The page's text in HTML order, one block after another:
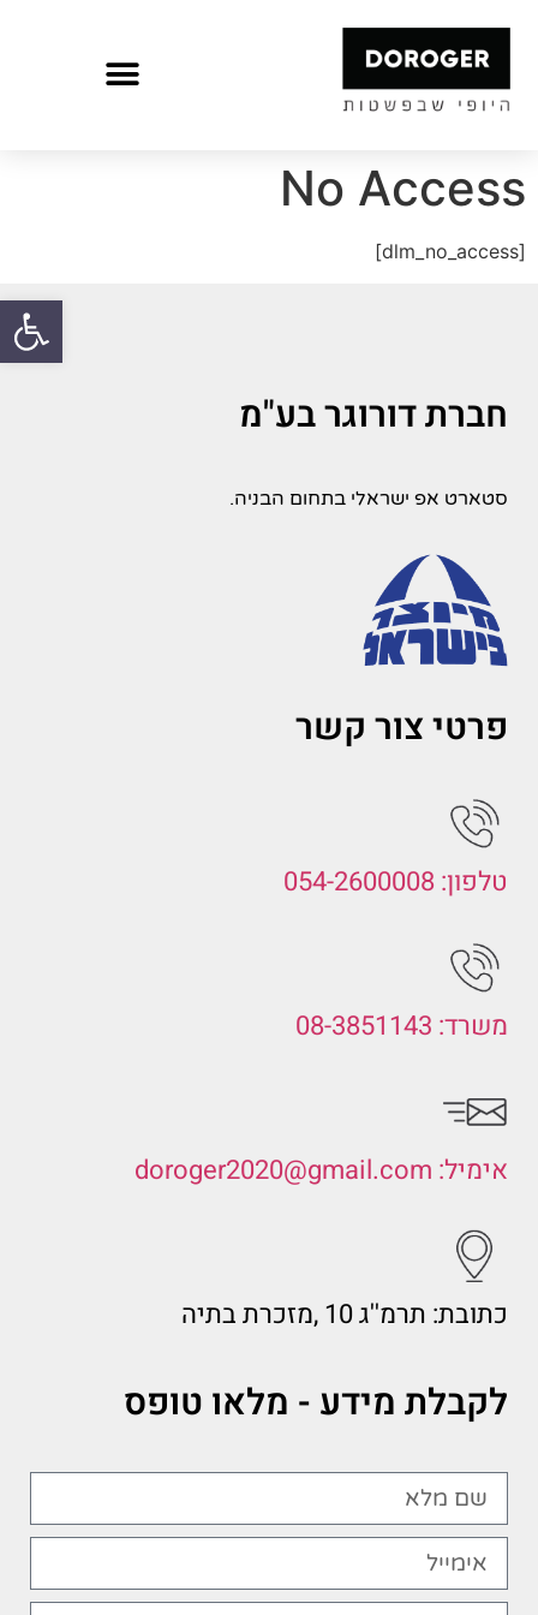
No Access
[dlm_no_access]
חברת דורוגר בע"מ
סטארט אפ ישראלי בתחום הבניה.
פרטי צור קשר
טלפון: 054-2600008
משרד: 08-3851143
אימיל: doroger2020@gmail.com
כתובת: תרמ''ג 10 ,מזכרת בתיה
לקבלת מידע - מלאו טופס